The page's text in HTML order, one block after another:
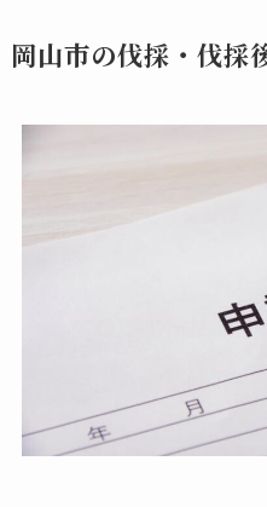
岡山市の伐採・伐採